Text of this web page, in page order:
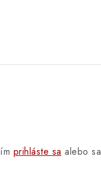
prihláste sa alebo sa